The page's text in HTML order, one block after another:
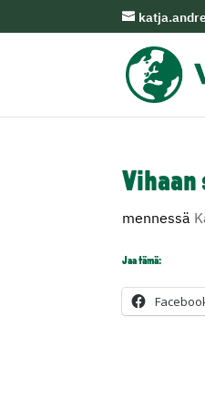
Vihaan
mennessä
Jaa tämä: